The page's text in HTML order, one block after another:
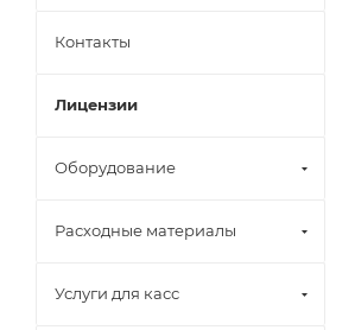
Контакты
Лицензии
Оборудование
Расходные материалы
Услуги для касс